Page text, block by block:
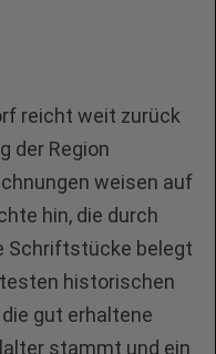
reicht weit zurück
der Region
weisen auf
hin, die durch
Schriftstücke belegt
historischen
gut erhaltene
stammt und ein